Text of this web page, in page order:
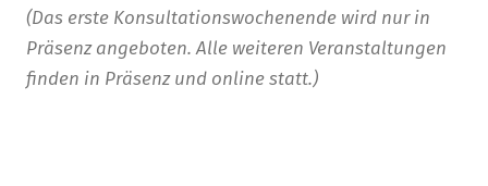
(Das erste Konsultationswochenende wird nur in
Präsenz angeboten. Alle weiteren Veranstaltungen
finden in Präsenz und online statt.)